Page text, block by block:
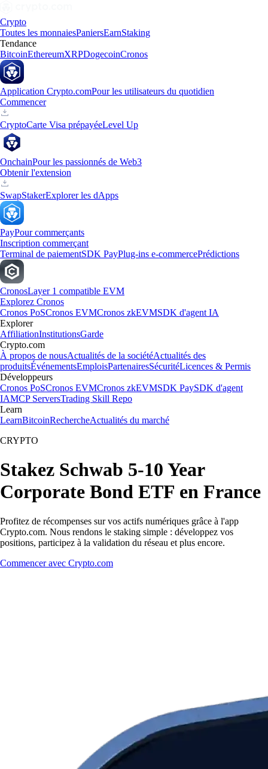
Crypto
Toutes les monnaiesPaniersEarnStaking
Tendance
BitcoinEthereumXRPDogecoinCronos
Application Crypto.comPour les utilisateurs du quotidien
Commencer
CryptoCarte Visa prépayéeLevel Up
OnchainPour les passionnés de Web3
Obtenir l'extension
SwapStakerExplorer les dApps
PayPour commerçants
Inscription commerçant
Terminal de paiementSDK PayPlug-ins e-commercePrédictions
CronosLayer 1 compatible EVM
Explorez Cronos
Cronos PoSCronos EVMCronos zkEVMSDK d'agent IA
Explorer
AffiliationInstitutionsGarde
Crypto.com
À propos de nousActualités de la sociétéActualités des
produitsÉvénementsEmploisPartenairesSécuritéLicences & Permis
Développeurs
Cronos PoSCronos EVMCronos zkEVMSDK PaySDK d'agent
IAMCP ServersTrading Skill Repo
Learn
LearnBitcoinRechercheActualités du marché
CRYPTO
Stakez Schwab 5-10 Year
Corporate Bond ETF en France
Profitez de récompenses sur vos actifs numériques grâce à l'app
Crypto.com. Nous rendons le staking simple : développez vos
positions, participez à la validation du réseau et plus encore.
Commencer avec Crypto.com